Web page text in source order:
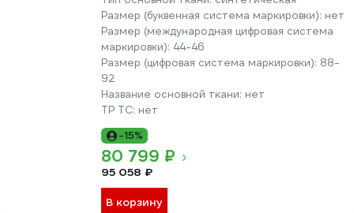
Размер (буквенная система маркировки): нет
Размер (международная цифровая система
маркировки): 44-46
Размер (цифровая система маркировки): 88-
92
Название основной ткани: нет
ТР ТС: нет
-15%
80 799 ₽
95 058 ₽
В корзину